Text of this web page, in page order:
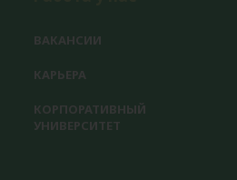
ВАКАНСИИ
КАРЬЕРА
КОРПОРАТИВНЫЙ
УНИВЕРСИТЕТ